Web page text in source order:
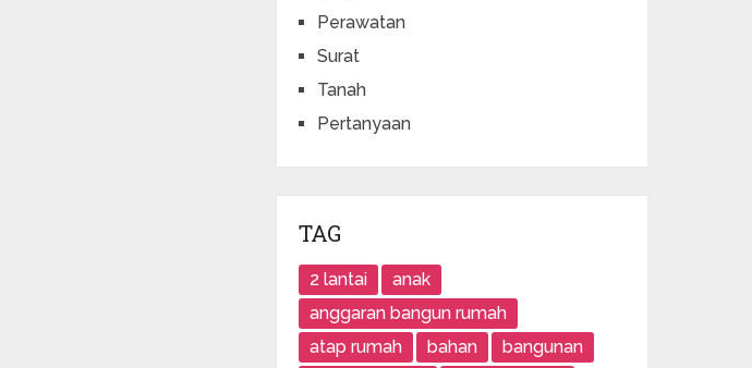
Perawatan
Surat
Tanah
Pertanyaan
TAG
2 lantai
anak
anggaran bangun rumah
atap rumah
bahan
bangunan